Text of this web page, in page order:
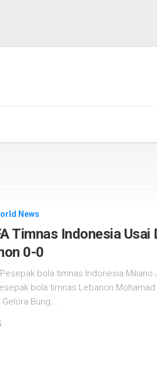
News
Timnas Indonesia Usai
0-0
Pesepak bola timnas Indonesia
bola timnas Lebanon Mohamad
Bung...